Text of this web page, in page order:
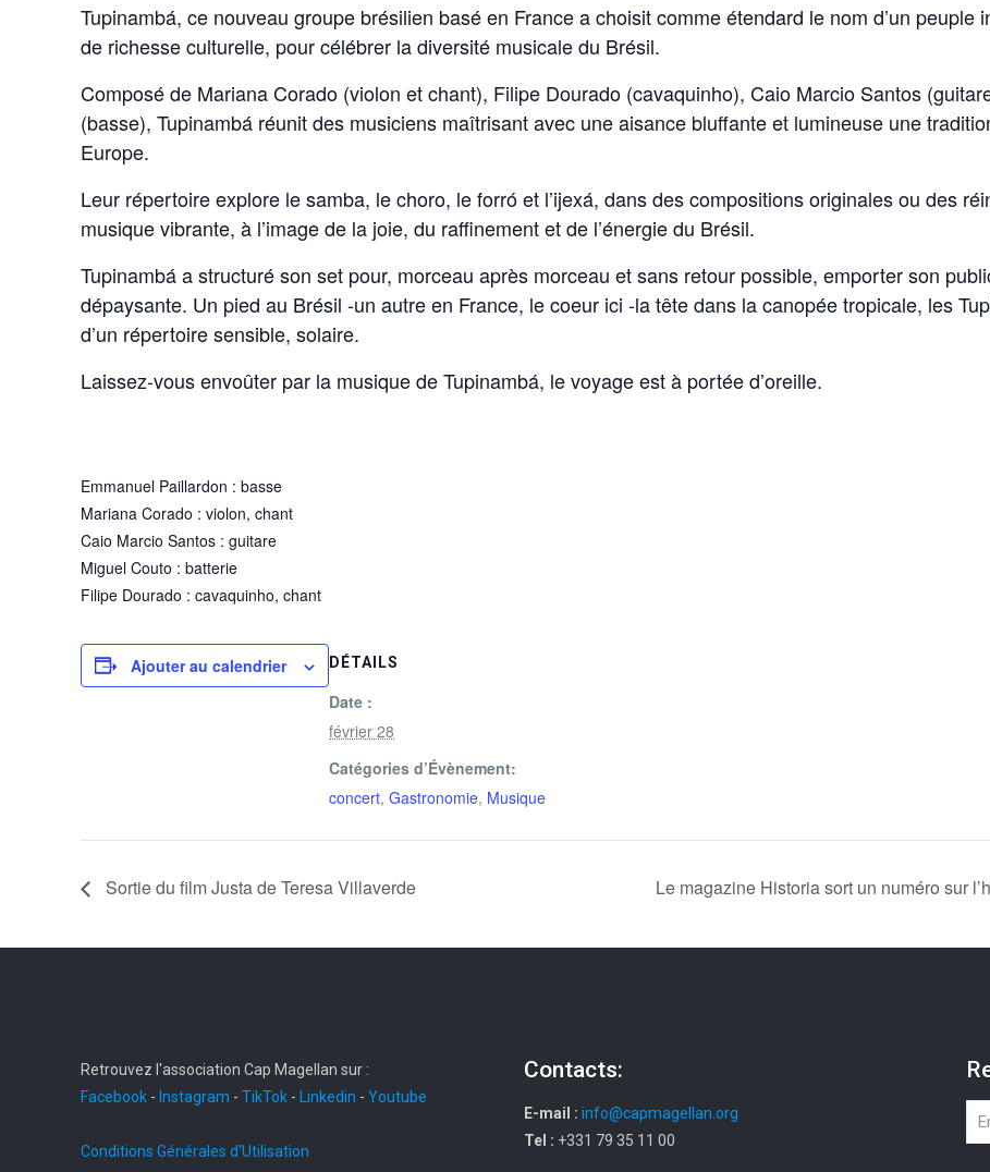
Tupinambá, ce nouveau groupe brésilien basé en France a choisit comme étendard le nom d’un
de richesse culturelle, pour célébrer la diversité musicale du Brésil.
Composé de Mariana Corado (violon et chant), Filipe Dourado (cavaquinho), Caio Marcio Santos
(basse), Tupinambá réunit des musiciens maîtrisant avec une aisance bluffante et lumineuse une
Europe.
Leur répertoire explore le samba, le choro, le forró et l’ijexá, dans des compositions originales ou des
musique vibrante, à l’image de la joie, du raffinement et de l’énergie du Brésil.
Tupinambá a structuré son set pour, morceau après morceau et sans retour possible, emporter son
dépaysante. Un pied au Brésil -un autre en France, le coeur ici -la tête dans la canopée tropicale, les
d’un répertoire sensible, solaire.
Laissez-vous envoûter par la musique de Tupinambá, le voyage est à portée d’oreille.
Emmanuel Paillardon : basse
Mariana Corado : violon, chant
Caio Marcio Santos : guitare
Miguel Couto : batterie
Filipe Dourado : cavaquinho, chant
Ajouter au calendrier DÉTAILS
Date :
février 28
Catégories d’Évènement:
concert,Gastronomie, Musique
Sortie du film Justa de Teresa Villaverde Le magazine Historia sort un numéro sur
Retrouvez l'association Cap Magellan sur :
Facebook - Instagram - TikTok - Linkedin - Youtube
Conditions Générales d'Utilisation
Contacts:
E-mail : info@capmagellan.org
Tel : +331 79 35 11 00